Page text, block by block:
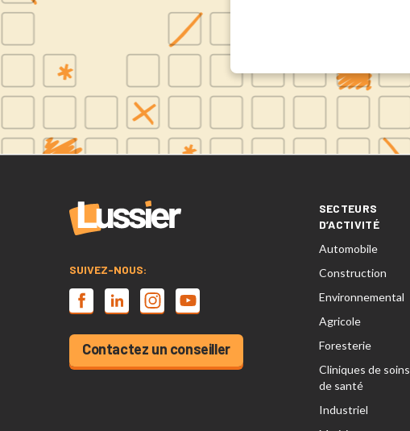
SUIVEZ-NOUS:
Contactez un conseiller
SECTEURS
D’ACTIVITÉ
Automobile
Construction
Environnemental
Agricole
Foresterie
Cliniques de soins
de santé
Industriel